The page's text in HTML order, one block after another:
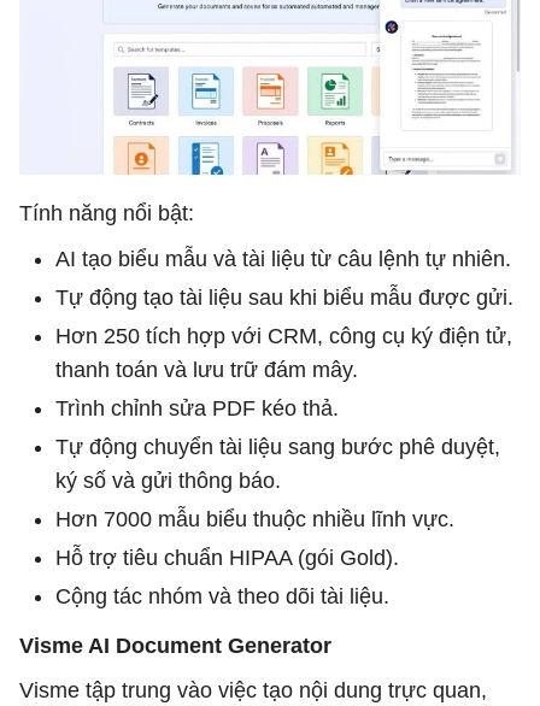
Tính năng nổi bật:
AI tạo biểu mẫu và tài liệu từ câu lệnh tự nhiên.
Tự động tạo tài liệu sau khi biểu mẫu được gửi.
Hơn 250 tích hợp với CRM, công cụ ký điện tử,
thanh toán và lưu trữ đám mây.
Trình chỉnh sửa PDF kéo thả.
Tự động chuyển tài liệu sang bước phê duyệt,
ký số và gửi thông báo.
Hơn 7000 mẫu biểu thuộc nhiều lĩnh vực.
Hỗ trợ tiêu chuẩn HIPAA (gói Gold).
Cộng tác nhóm và theo dõi tài liệu.
Visme AI Document Generator
Visme tập trung vào việc tạo nội dung trực quan,